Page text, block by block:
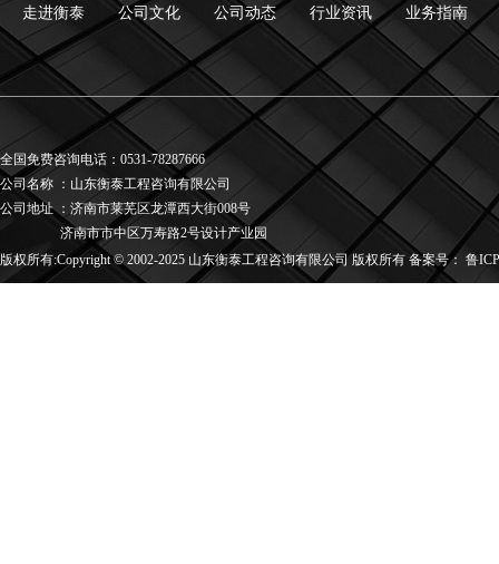
走进衡泰 公司文化 公司动态 行业资讯 业务指南
全国免费咨询电话：0531-78287666
公司名称 ： 山东衡泰工程咨询有限公司
公司地址： 济南市莱芜区龙潭西大街008号
济南市市中区万寿路2号设计产业园
版权所有:Copyright © 2002-2025 山东衡泰工程咨询有限公司 版权所有 备案号： 鲁